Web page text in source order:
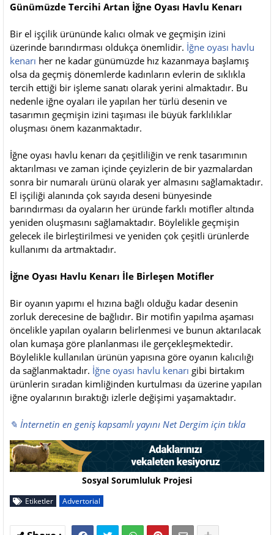
Günümüzde Tercihi Artan İğne Oyası Havlu Kenarı
Bir el işçilik ürününde kalıcı olmak ve geçmişin izini
üzerinde barındırması oldukça önemlidir. İğne oyası havlu
kenarı her ne kadar günümüzde hız kazanmaya başlamış
olsa da geçmiş dönemlerde kadınların evlerin de sıklıkla
tercih ettiği bir işleme sanatı olarak yerini almaktadır. Bu
nedenle iğne oyaları ile yapılan her türlü desenin ve
tasarımın geçmişin izini taşıması ile büyük farklılıklar
oluşması önem kazanmaktadır.
İğne oyası havlu kenarı da çeşitliliğin ve renk tasarımının
aktarılması ve zaman içinde çeyizlerin de bir yazmalardan
sonra bir numaralı ürünü olarak yer almasını sağlamaktadır.
El işçiliği alanında çok sayıda deseni bünyesinde
barındırması da oyaların her üründe farklı motifler altında
yeniden oluşmasını sağlamaktadır. Böylelikle geçmişin
gelecek ile birleştirilmesi ve yeniden çok çeşitli ürünlerde
kullanımı da artmaktadır.
İğne Oyası Havlu Kenarı İle Birleşen Motifler
Bir oyanın yapımı el hızına bağlı olduğu kadar desenin
zorluk derecesine de bağlıdır. Bir motifin yapılma aşaması
öncelikle yapılan oyaların belirlenmesi ve bunun aktarılacak
olan kumaşa göre planlanması ile gerçekleşmektedir.
Böylelikle kullanılan ürünün yapısına göre oyanın kalıcılığı
da sağlanmaktadır. İğne oyası havlu kenarı gibi birtakım
ürünlerin sıradan kimliğinden kurtulması da üzerine yapılan
iğne oyalarının bıraktığı izlerle değişimi yaşamaktadır.
✎ İnternetin en geniş kapsamlı yayını Net Dergim için tıkla
Sosyal Sorumluluk Projesi
Etiketler Advertorial